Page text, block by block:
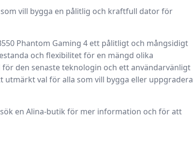
vill bygga en pålitlig och kraftfull dator för
Phantom Gaming 4 ett pålitligt och mångsidigt
och flexibilitet för en mängd olika
den senaste teknologin och ett användarvänligt
val för alla som vill bygga eller uppgradera
en Alina-butik för mer information och för att